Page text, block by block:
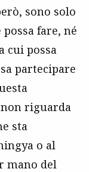
sono solo
fare, né
cui possa
partecipare
non riguarda
sta
o al
mano del